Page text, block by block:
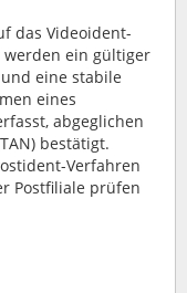
das Videoident-
werden ein gültiger
eine stabile
eines
abgeglichen
bestätigt.
Verfahren
Postfiliale prüfen